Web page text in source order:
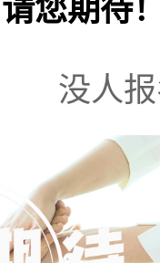
您期待
没人